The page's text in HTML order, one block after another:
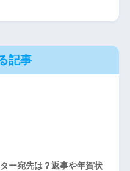
記事
ー宛先は？返事や年賀状